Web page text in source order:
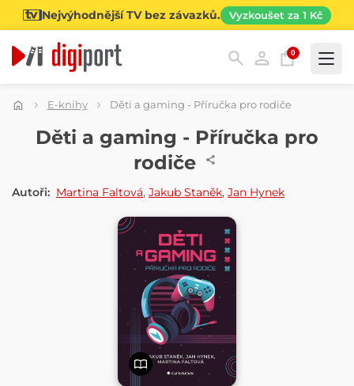
Nejvýhodnější TV bez závazků. Vyzkoušet za 1 Kč
0
Kategorie
E-knihy Děti a gaming - Příručka pro rodiče
E-KNIHADěti a gaming - Příručka pro
rodiče
Autoři: Martina Faltová, Jakub Staněk, Jan Hynek